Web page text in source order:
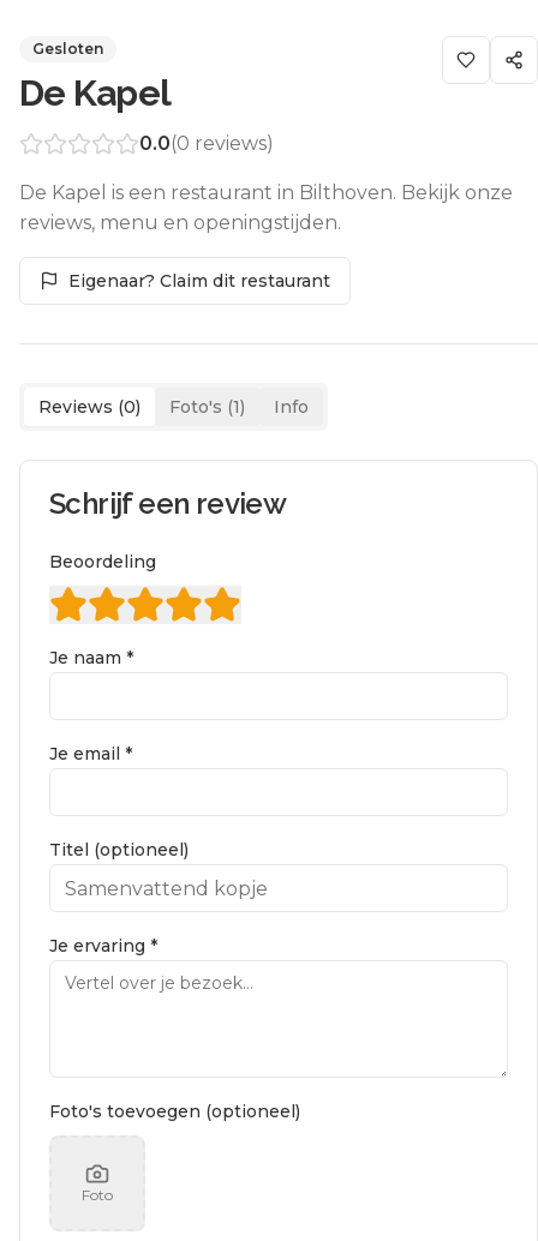
Gesloten
De Kapel
0.0(0 reviews)
De Kapel is een restaurant in Bilthoven. Bekijk onze
reviews, menu en openingstijden.
Eigenaar? Claim dit restaurant
Reviews (0) Foto's (1) Info
Schrijf een review
Beoordeling
Je naam *
Je email *
Titel (optioneel)
Je ervaring *
Foto's toevoegen (optioneel)
Foto